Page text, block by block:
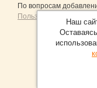
По вопросам
Пользовательское
Наш